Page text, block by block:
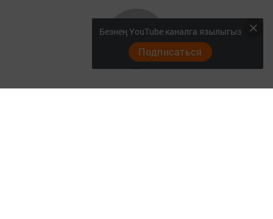
Безнең YouTube каналга язылыгыз
Подписаться